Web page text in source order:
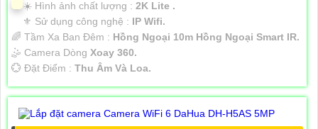
☀️ Hình ảnh chất lượng : 2K Lite .
⚜️ Sử dụng công nghệ : IP Wifi.
🌈 Tầm Xa Ban Đêm : Hồng Ngoại 10m Hồng Ngoại Smart IR.
🤹 Camera Dòng Xoay 360.
️💮 Đặt Điểm : Thu Âm Và Loa.